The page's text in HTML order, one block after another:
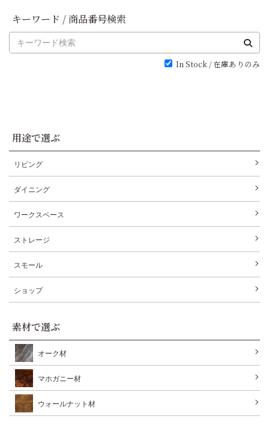
キーワード / 商品番号検索
In Stock / 在庫ありのみ
用途で選ぶ
リビング
ダイニング
ワークスペース
ストレージ
スモール
ショップ
素材で選ぶ
オーク材
マホガニー材
ウォールナット材